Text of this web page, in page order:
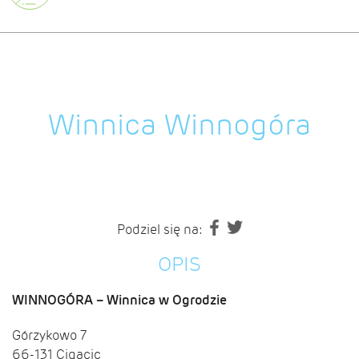
Winnica Winnogóra
Podziel się na:
OPIS
WINNOGÓRA – Winnica w Ogrodzie
Górzykowo 7
66-131 Cigacic